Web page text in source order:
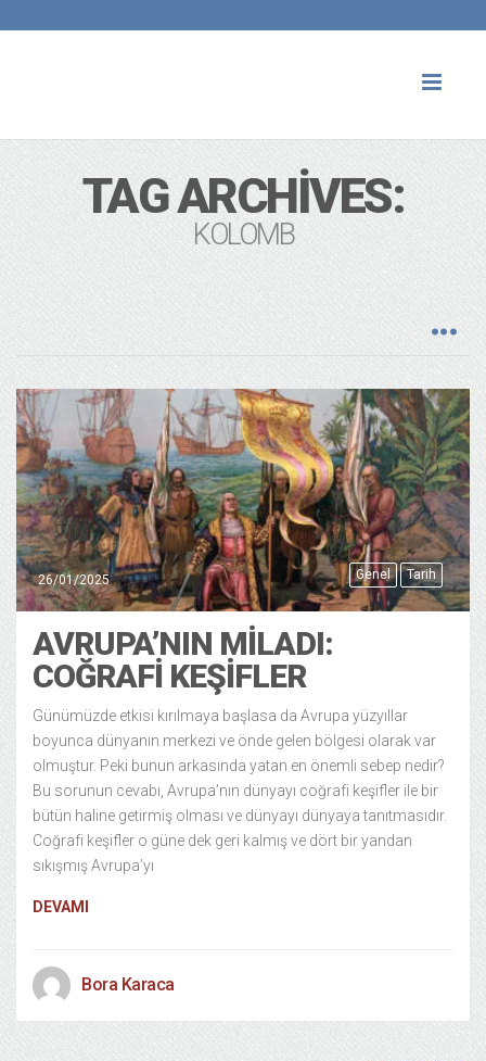
TAG ARCHIVES:
KOLOMB
Genel Tarih
26/01/2025
AVRUPA’NIN MILADI:
COĞRAFI KEŞIFLER
Günümüzde etkisi kırılmaya başlasa da Avrupa yüzyıllar
boyunca dünyanın merkezi ve önde gelen bölgesi olarak var
olmuştur. Peki bunun arkasında yatan en önemli sebep nedir?
Bu sorunun cevabı, Avrupa’nın dünyayı coğrafi keşifler ile bir
bütün haline getirmiş olması ve dünyayı dünyaya tanıtmasıdır.
Coğrafi keşifler o güne dek geri kalmış ve dört bir yandan
sıkışmış Avrupa’yı
DEVAMI
Bora Karaca